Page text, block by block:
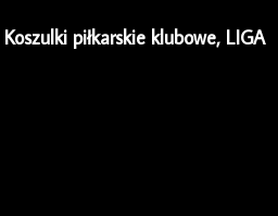
Koszulki piłkarskie klubowe, LIGA